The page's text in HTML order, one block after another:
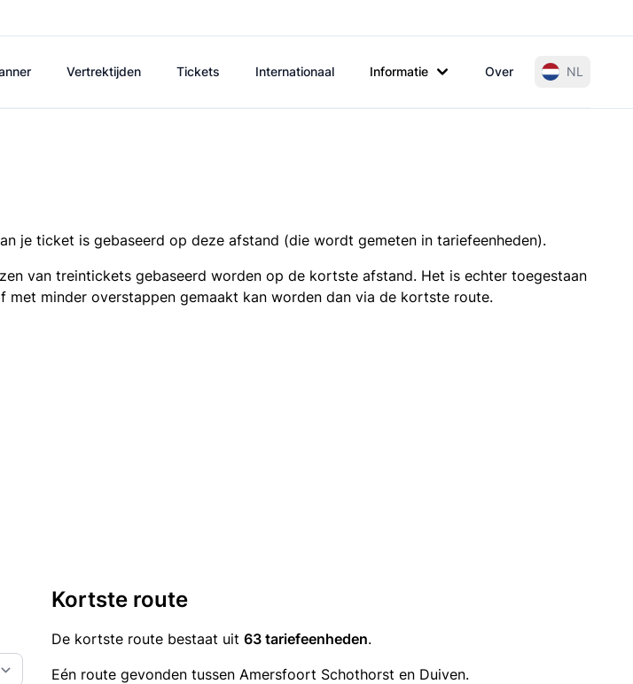
Vertrektijden Tickets Internationaal Informatie Over NL
je ticket is gebaseerd op deze afstand (die wordt gemeten in tariefeenheden).
van treintickets gebaseerd worden op de kortste afstand. Het is echter toegestaan
minder overstappen gemaakt kan worden dan via de kortste route.
Kortste route
De kortste route bestaat uit 63 tariefeenheden.
Eén route gevonden tussen Amersfoort Schothorst en Duiven.